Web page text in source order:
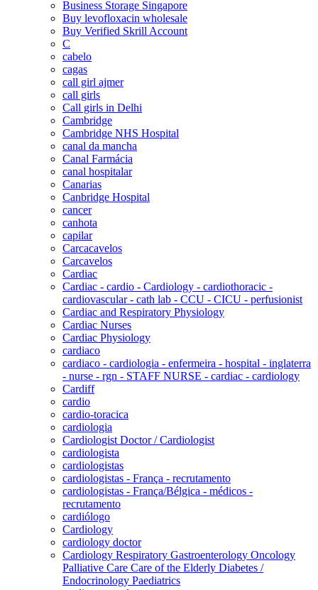
Business Storage Singapore
Buy levofloxacin wholesale
Buy Verified Skrill Account
C
cabelo
cagas
call girl ajmer
call girls
Call girls in Delhi
Cambridge
Cambridge NHS Hospital
canal da mancha
Canal Farmácia
canal hospitalar
Canarias
Canbridge Hospital
cancer
canhota
capilar
Carcacavelos
Carcavelos
Cardiac
Cardiac - cardio - Cardiology - cardiothoracic -
cardiovascular - cath lab - CCU - CICU - perfusionist
Cardiac and Respiratory Physiology
Cardiac Nurses
Cardiac Physiology
cardiaco
cardiaco - cardiologia - enfermeira - hospital - inglaterra
- nurse - rgn - STAFF NURSE - cardiac - cardiology
Cardiff
cardio
cardio-toracica
cardiologia
Cardiologist Doctor / Cardiologist
cardiologista
cardiologistas
cardiologistas - França - recrutamento
cardiologistas - França/Bélgica - médicos -
recrutamento
cardiólogo
Cardiology
cardiology doctor
Cardiology Respiratory Gastroenterology Oncology
Palliative Care Care of the Elderly Diabetes /
Endocrinology Paediatrics